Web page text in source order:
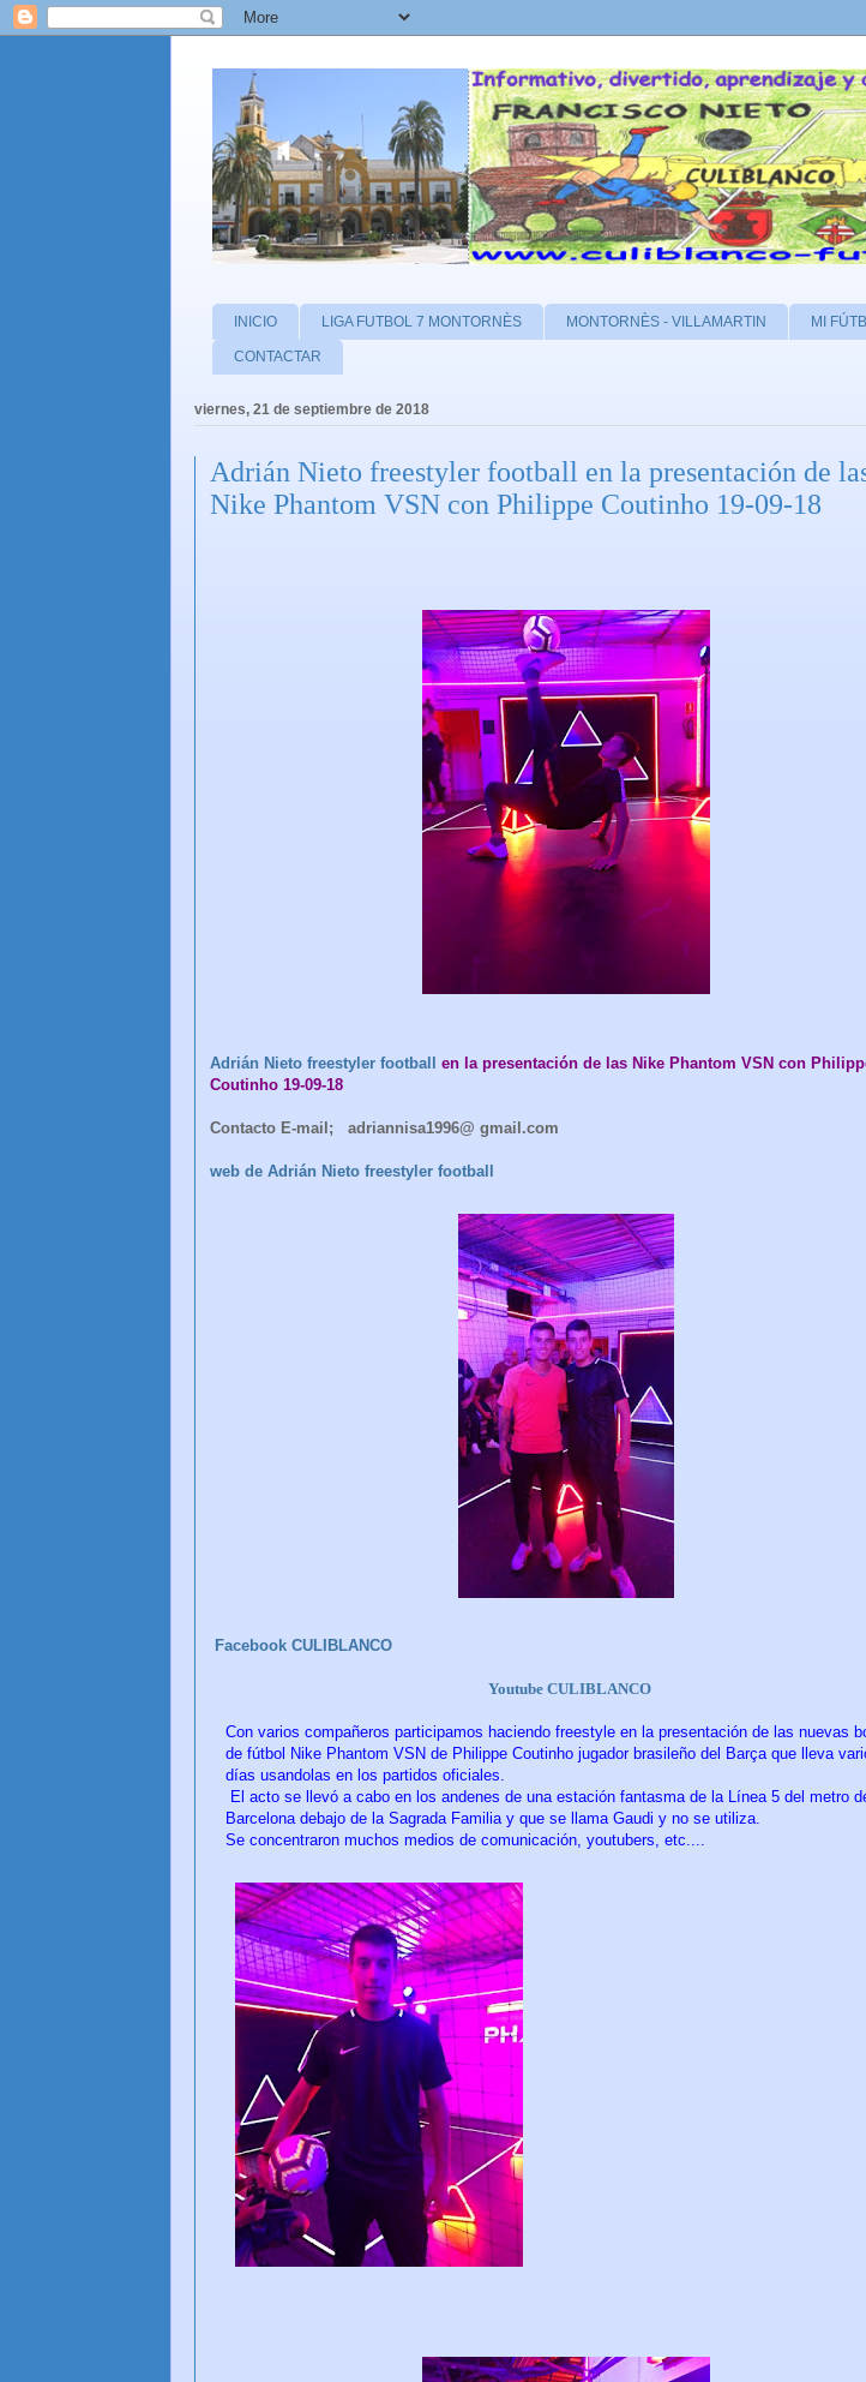
INICIO LIGA FUTBOL 7 MONTORNÈS MONTORNÈS - VILLAMARTIN MI
CONTACTAR
viernes, 21 de septiembre de 2018
Adrián Nieto freestyler football en la presentación de
Nike Phantom VSN con Philippe Coutinho 19-09-18
Adrián Nieto freestyler football
en la presentación de las Nike Phantom VSN con
Coutinho 19-09-18
Contacto E-mail; adriannisa1996@ gmail.com
web de Adrián Nieto freestyler football
Facebook CULIBLANCO
Youtube CULIBLANCO
Con varios compañeros participamos haciendo freestyle en la presentación de las nuevas
de fútbol Nike Phantom VSN de Philippe Coutinho jugador brasileño del Barça que lleva
días usandolas en los partidos oficiales.
El acto se llevó a cabo en los andenes de una estación fantasma de la Línea 5 del metro
Barcelona debajo de la Sagrada Familia y que se llama Gaudi y no se utiliza
Se concentraron muchos medios de comunicación, youtubers, etc....
CULIBLANCO por